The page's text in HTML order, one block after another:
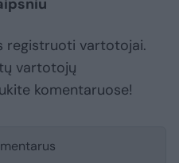
registruoti vartotojai.
vartotojų
komentaruose!